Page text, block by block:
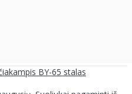
BY-65 stalas